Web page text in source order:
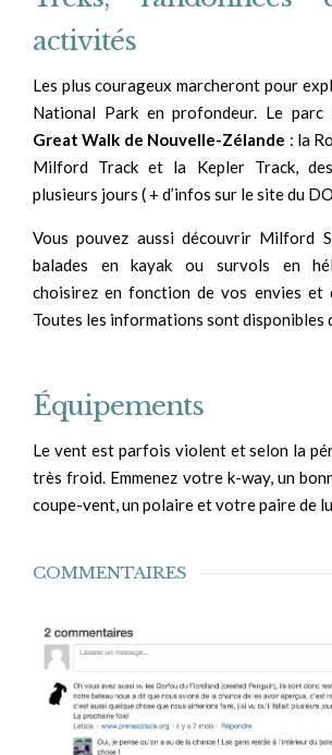
activités
Les plus courageux marcheront pour
National Park en profondeur. Le parc
Great Walk de Nouvelle-Zélande : la
Milford Track et la Kepler Track,
plusieurs jours ( + d’infos sur le site du
Vous pouvez aussi découvrir Milford
balades en kayak ou survols en
choisirez en fonction de vos envies et
Toutes les informations sont disponibles
Équipements
Le vent est parfois violent et selon la
très froid. Emmenez votre k-way, un
coupe-vent, un polaire et votre paire de
COMMENTAIRES